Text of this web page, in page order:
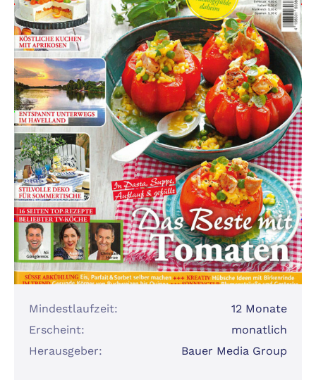
Mindestlaufzeit:
12 Monate
Erscheint:
monatlich
Herausgeber:
Bauer Media Group